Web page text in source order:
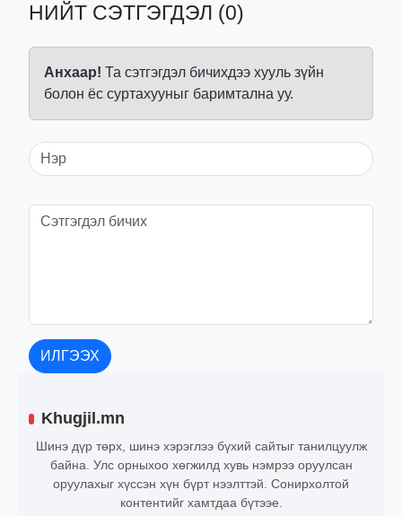
НИЙТ СЭТГЭГДЭЛ (0)
Анхаар! Та сэтгэгдэл бичихдээ хууль зүйн
болон ёс суртахууныг баримтална уу.
ИЛГЭЭХ
Khugjil.mn
Шинэ дүр төрх, шинэ хэрэглээ бүхий сайтыг танилцуулж
байна. Улс орныхоо хөгжилд хувь нэмрээ оруулсан
оруулахыг хүссэн хүн бүрт нээлттэй. Сонирхолтой
контентийг хамтдаа бүтээе.